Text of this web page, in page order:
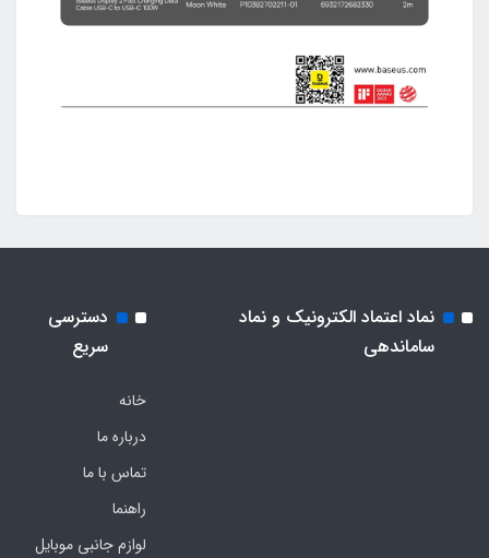
نماد اعتماد الکترونیک و نماد
ساماندهی
دسترسی
سریع
خانه
درباره ما
تماس با ما
راهنما
لوازم جانبی موبایل